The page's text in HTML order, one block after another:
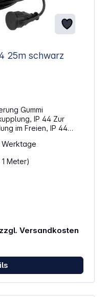
REV Verlängerung IP44 25m schwarz
Gummi
IP 44 Zur
im Freien, IP 44
1 Meter)
Versandkosten